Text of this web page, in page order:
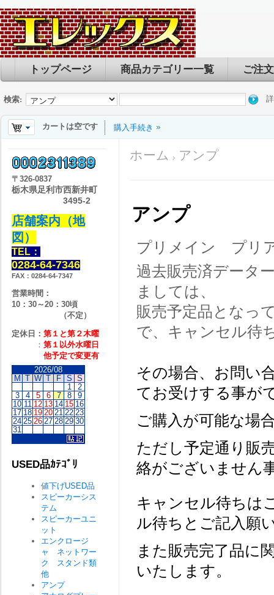
トップページ 商品カテゴリー一覧 ご注
検索:
カートは空です 購入手続き
ホーム アンプ
アンプ
プリメイン プリ
過去販売済データ
ましては、
販売予定品となっ
で、キャンセル待
その場合、お問い
てお受けする事が
ご購入が可能な場
ただし予定通り販
絡がございません
キャンセル待ち
ル待ちとご記入願
また販売完了品に
いたします。
〒 326-0837
栃木県足利市西新井町
3495-2
店舗案内（地
図）
TEL：
0284-64-7346
FAX：0284-64-7347
営業時間：
10：30～20：30頃
（不定）
定休日： 第１と第２木曜
： 第１以外水曜日
他予定で変更有
2026/08
M T W T F S S
1
2
3
4 5 6 7 8
9
10 11 12 13 14 15 16
17 18 19 20 21 22 23
24 25 26 27 28 29 30
31
USED品ｶﾃｺﾞﾘ
値下げUSED品
スピーカーシス
テム
スピーカーユニ
ット
エンクロージ
ャ ネットワー
ク スタンド類
他
アンプ